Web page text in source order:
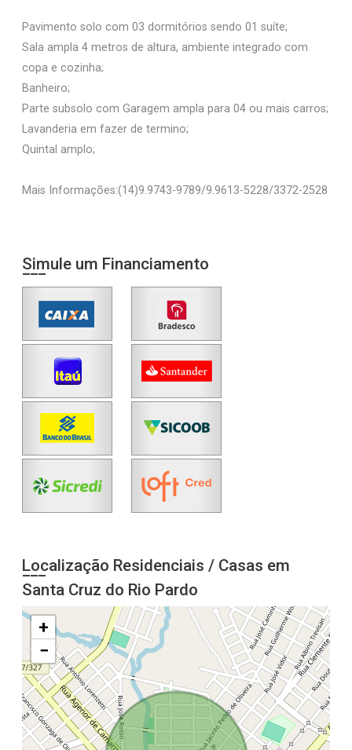
Pavimento solo com 03 dormitórios sendo 01 suíte;
Sala ampla 4 metros de altura, ambiente integrado com
copa e cozinha;
Banheiro;
Parte subsolo com Garagem ampla para 04 ou mais carros;
Lavanderia em fazer de termino;
Quintal amplo;
Mais Informações:(14)9.9743-9789/9.9613-5228/3372-2528
Simule um Financiamento
Localização Residenciais / Casas em
Santa Cruz do Rio Pardo
+
−